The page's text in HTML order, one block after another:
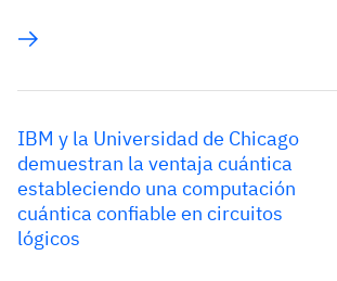
IBM y la Universidad de Chicago
demuestran la ventaja cuántica
estableciendo una computación
cuántica confiable en circuitos
lógicos